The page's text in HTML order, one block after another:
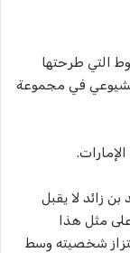
التي طرحتها
في مجموعة
زائد لا يقبل
مثل هذا
شخصيته وسط